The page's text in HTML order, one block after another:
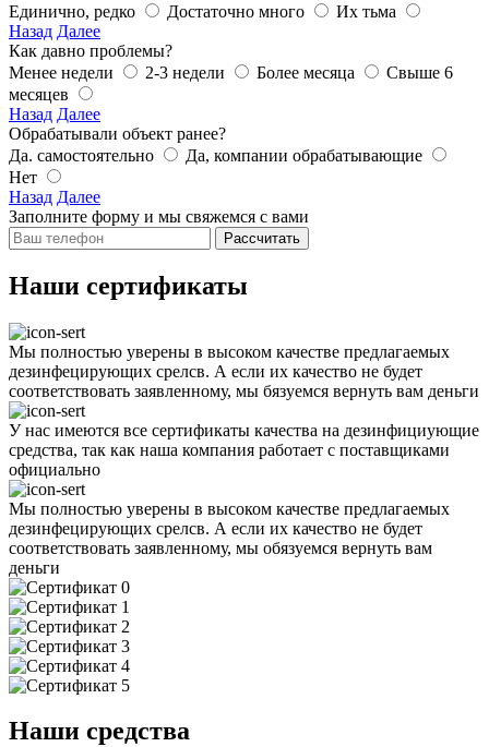
Единично, редко
Достаточно много
Их тьма
Назад Далее
Как давно проблемы?
Менее недели
2-3 недели Более месяца
Свыше 6
месяцев
Назад Далее
Обрабатывали объект ранее?
Да. самостоятельно
Да, компании обрабатывающие
Нет
Назад Далее
Заполните форму и мы свяжемся с вами
Рассчитать
Наши сертификаты
Мы полностью уверены в высоком качестве предлагаемых
дезинфецирующих срелсв. А если их качество не будет
соответствовать заявленному, мы бязуемся вернуть вам деньги
У нас имеются все сертификаты качества на дезинфициующие
средства, так как наша компания работает с поставщиками
официально
Мы полностью уверены в высоком качестве предлагаемых
дезинфецирующих срелсв. А если их качество не будет
соответствовать заявленному, мы обязуемся вернуть вам
деньги
Наши средства